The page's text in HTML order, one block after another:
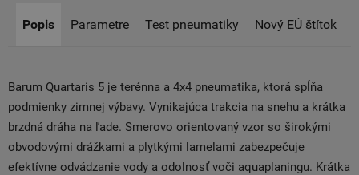
Popis Parametre Test pneumatiky Nový EÚ štítok
Barum Quartaris 5 je terénna a 4x4 pneumatika, ktorá spĺňa
podmienky zimnej výbavy. Vynikajúca trakcia na snehu a krátka
brzdná dráha na ľade. Smerovo orientovaný vzor so širokými
obvodovými drážkami a plytkými lamelami zabezpečuje
efektívne odvádzanie vody a odolnosť voči aquaplaningu. Krátka